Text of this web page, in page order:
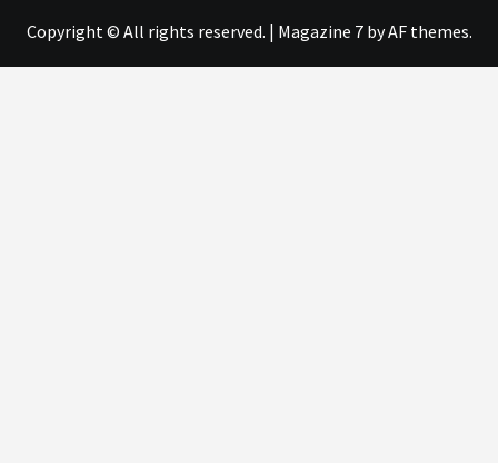
Copyright © All rights reserved. | Magazine 7by AF themes.